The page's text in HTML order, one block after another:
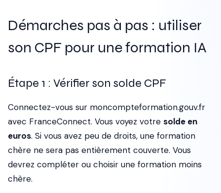
Démarches pas à pas : utiliser
son CPF pour une formation IA
Étape 1 : Vérifier son solde CPF
Connectez-vous sur moncompteformation.gouv.fr
avec FranceConnect. Vous voyez votre solde en
euros. Si vous avez peu de droits, une formation
chère ne sera pas entièrement couverte. Vous
devrez compléter ou choisir une formation moins
chère.